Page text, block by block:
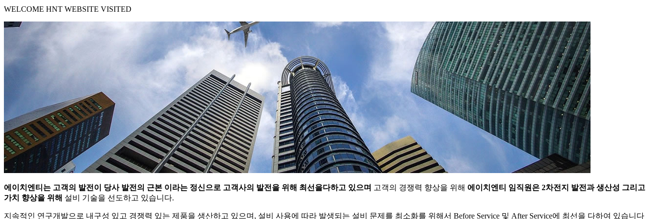
WELCOME HNT WEBSITE VISITED
에이치엔티는 고객의 발전이 당사 발전의 근본 이라는 정신으로 고객사의 발전을 위해 최선을다하고 있으며 고객의 경쟁력 향상을 위해 에이치엔티 임직원은 2차전지 발전과 생산성 그리고
가치 향상을 위해 설비 기술을 선도하고 있습니다.
지속적인 연구개발으로 내구성 있고 경쟁력 있는 제품을 생산하고 있으며, 설비 사용에 따라 발생되는 설비 문제를 최소화를 위해서 Before Service 및 After Service에 최선을 다하여 있습니다